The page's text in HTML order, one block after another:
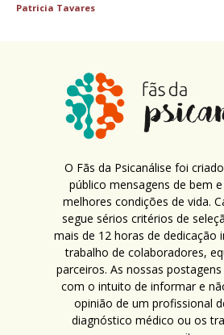
Patricia Tavares
O Fãs da Psicanálise foi
público mensagens de bem
melhores condições de vida.
segue sérios critérios de
mais de 12 horas de dedicação
trabalho de colaboradores,
parceiros. As nossas
com o intuito de informar e
opinião de um profissional
diagnóstico médico ou os